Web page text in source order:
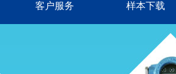
客户服务 样本下载